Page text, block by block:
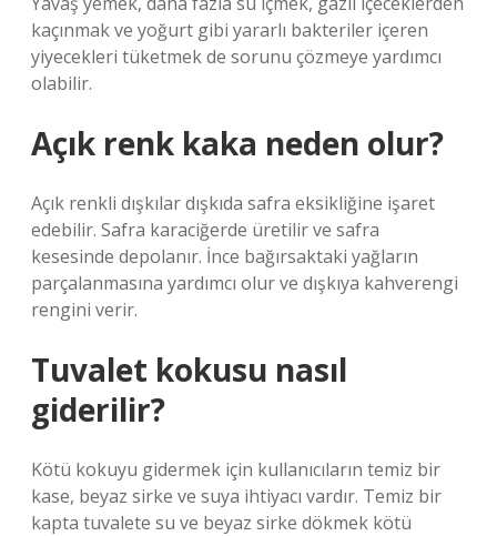
kaçınmak ve yoğurt gibi yararlı bakteriler içeren
yiyecekleri tüketmek de sorunu çözmeye yardımcı
olabilir.
Açık renk kaka neden olur?
Açık renkli dışkılar dışkıda safra eksikliğine işaret
edebilir. Safra karaciğerde üretilir ve safra
kesesinde depolanır. İnce bağırsaktaki yağların
parçalanmasına yardımcı olur ve dışkıya kahverengi
rengini verir.
Tuvalet kokusu nasıl
giderilir?
Kötü kokuyu gidermek için kullanıcıların temiz bir
kase, beyaz sirke ve suya ihtiyacı vardır. Temiz bir
kapta tuvalete su ve beyaz sirke dökmek kötü